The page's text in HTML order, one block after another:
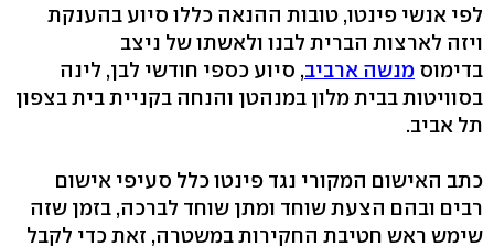
לפי אנשי פינטו, טובות ההנאה כללו סיוע בהענקת
ויזה לארצות הברית לבנו ולאשתו של ניצב
בדימוס מנשה ארביב, סיוע כספי חודשי לבן, לינה
בסוויטות בבית מלון במנהטן והנחה בקניית בית בצפון
תל אביב.
כתב האישום המקורי נגד פינטו כלל סעיפי אישום
רבים ובהם הצעת שוחד ומתן שוחד לברכה, בזמן שזה
שימש ראש חטיבת החקירות במשטרה, זאת כדי לקבל